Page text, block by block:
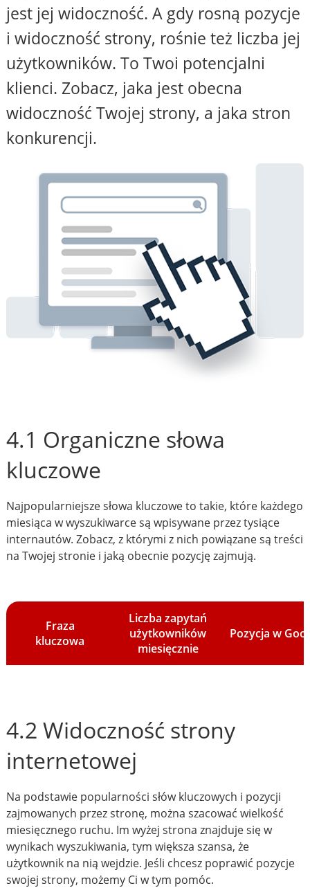
jest jej widoczność. A gdy rosną pozycje
i widoczność strony, rośnie też liczba jej
użytkowników. To Twoi potencjalni
klienci. Zobacz, jaka jest obecna
widoczność Twojej strony, a jaka stron
konkurencji.
4.1 Organiczne słowa
kluczowe
Najpopularniejsze słowa kluczowe to takie, które każdego
miesiąca w wyszukiwarce są wpisywane przez tysiące
internautów. Zobacz, z którymi z nich powiązane są treści
na Twojej stronie i jaką obecnie pozycję zajmują.
Fraza
kluczowa
Liczba zapytań
użytkowników
miesięcznie
Pozycja w
4.2 Widoczność strony
internetowej
Na podstawie popularności słów kluczowych i pozycji
zajmowanych przez stronę, można szacować wielkość
miesięcznego ruchu. Im wyżej strona znajduje się w
wynikach wyszukiwania, tym większa szansa, że
użytkownik na nią wejdzie. Jeśli chcesz poprawić pozycje
swojej strony, możemy Ci w tym pomóc.